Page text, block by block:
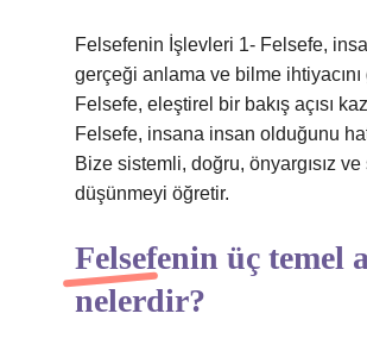
Felsefenin İşlevleri 1- Felsefe,
gerçeği anlama ve bilme ihtiyacını
Felsefe, eleştirel bir bakış açısı
Felsefe, insana insan olduğunu
Bize sistemli, doğru, önyargısız ve
düşünmeyi öğretir.
Felsefenin üç temel
nelerdir?